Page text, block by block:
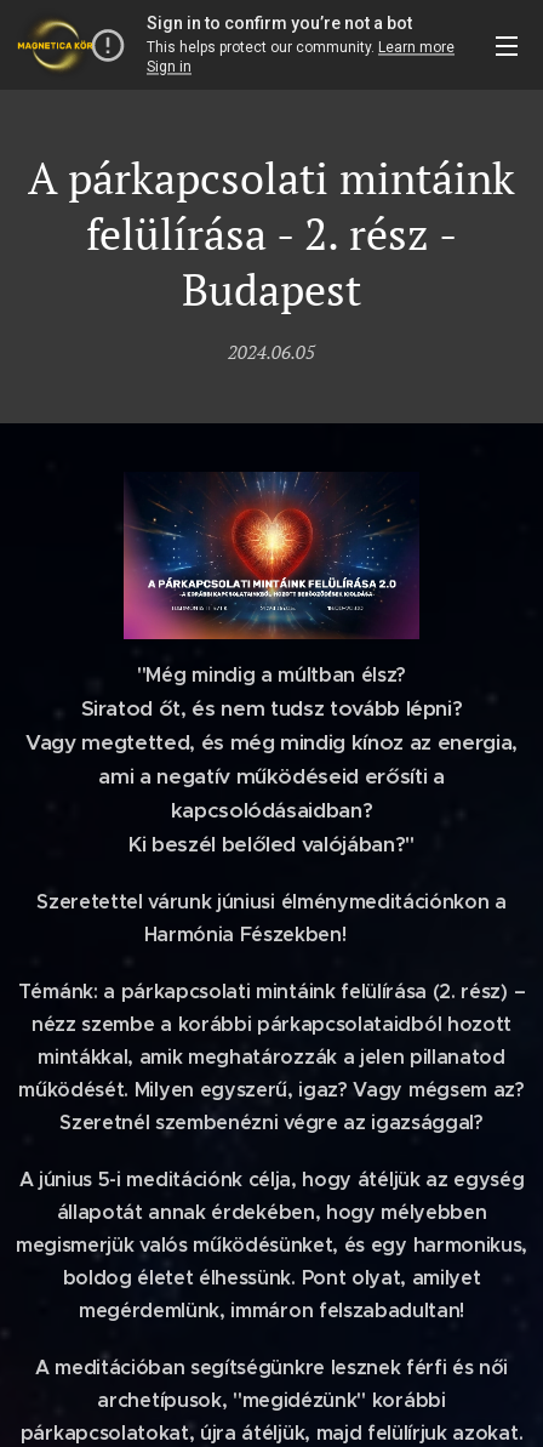
A párkapcsolati mintáink
felülírása - 2. rész -
Budapest
2024.06.05
"Még mindig a múltban élsz?
Siratod őt, és nem tudsz tovább lépni?
Vagy megtetted, és még mindig kínoz az energia,
ami a negatív működéseid erősíti a
kapcsolódásaidban?
Ki beszél belőled valójában?"
Szeretettel várunk júniusi élménymeditációnkon a
Harmónia Fészekben! 🙏😍
Témánk: a párkapcsolati mintáink felülírása (2. rész) –
nézz szembe a korábbi párkapcsolataidból hozott
mintákkal, amik meghatározzák a jelen pillanatod
működését. Milyen egyszerű, igaz? Vagy mégsem az?
Szeretnél szembenézni végre az igazsággal?
A június 5-i meditációnk célja, hogy átéljük az egység
állapotát annak érdekében, hogy mélyebben
megismerjük valós működésünket, és egy harmonikus,
boldog életet élhessünk. Pont olyat, amilyet
megérdemlünk, immáron felszabadultan!
A meditációban segítségünkre lesznek férfi és női
archetípusok, "megidézünk" korábbi
párkapcsolatokat, újra átéljük, majd felülírjuk azokat.